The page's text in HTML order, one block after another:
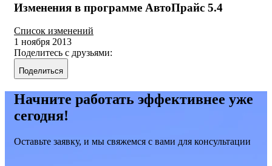
Изменения в программе АвтоПрайс 5.4
Список изменений
1 ноября 2013
Поделитесь с друзьями:
Поделиться
Начните работать эффективнее уже
сегодня!
Оставьте заявку, и мы свяжемся с вами для консультации